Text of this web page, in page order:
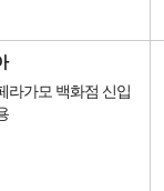
라가모 백화점 신입